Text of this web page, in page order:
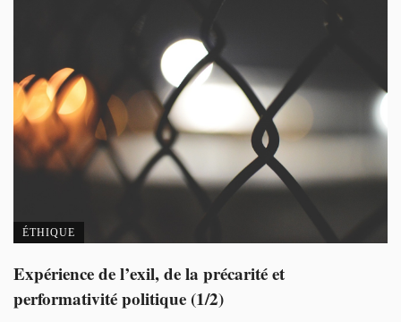
ÉTHIQUE
Expérience de l’exil, de la précarité et
performativité politique (1/2)